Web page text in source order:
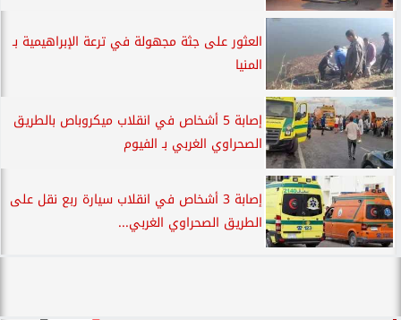
العثور على جثة مجهولة في ترعة الإبراهيمية بـ
المنيا
إصابة 5 أشخاص في انقلاب ميكروباص بالطريق
الصحراوي الغربي بـ الفيوم
إصابة 3 أشخاص في انقلاب سيارة ربع نقل على
الطريق الصحراوي الغربي...